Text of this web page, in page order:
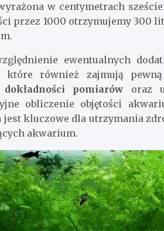
w centymetrach
przez 1000 otrzymujemy 300
ewentualnych
również zajmują
pomiarów oraz
obliczenie objętości
kluczowe dla utrzymania
akwarium.